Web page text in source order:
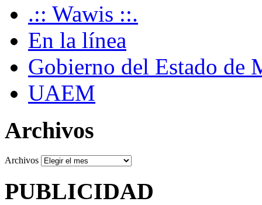
.:: Wawis ::.
En la línea
Gobierno del Estado de
UAEM
Archivos
Archivos
PUBLICIDAD